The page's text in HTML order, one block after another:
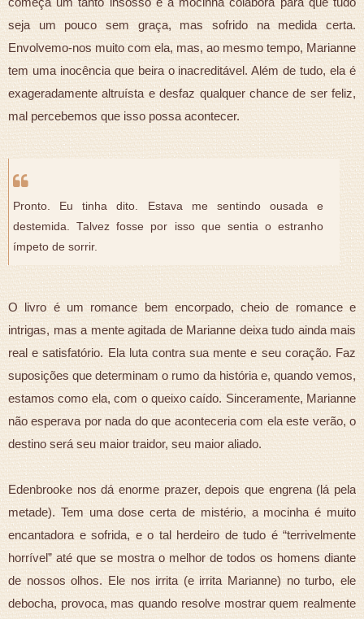
seja um pouco sem graça, mas sofrido na medida certa.
Envolvemo-nos muito com ela, mas, ao mesmo tempo, Marianne
tem uma inocência que beira o inacreditável. Além de tudo, ela é
exageradamente altruísta e desfaz qualquer chance de ser feliz,
mal percebemos que isso possa acontecer.
Pronto. Eu tinha dito. Estava me sentindo ousada e
destemida. Talvez fosse por isso que sentia o estranho
ímpeto de sorrir.
O livro é um romance bem encorpado, cheio de romance e
intrigas, mas a mente agitada de Marianne deixa tudo ainda mais
real e satisfatório. Ela luta contra sua mente e seu coração. Faz
suposições que determinam o rumo da história e, quando vemos,
estamos como ela, com o queixo caído. Sinceramente, Marianne
não esperava por nada do que aconteceria com ela este verão, o
destino será seu maior traidor, seu maior aliado.
Edenbrooke nos dá enorme prazer, depois que engrena (lá pela
metade). Tem uma dose certa de mistério, a mocinha é muito
encantadora e sofrida, e o tal herdeiro de tudo é “terrivelmente
horrível” até que se mostra o melhor de todos os homens diante
de nossos olhos. Ele nos irrita (e irrita Marianne) no turbo, ele
debocha, provoca, mas quando resolve mostrar quem realmente